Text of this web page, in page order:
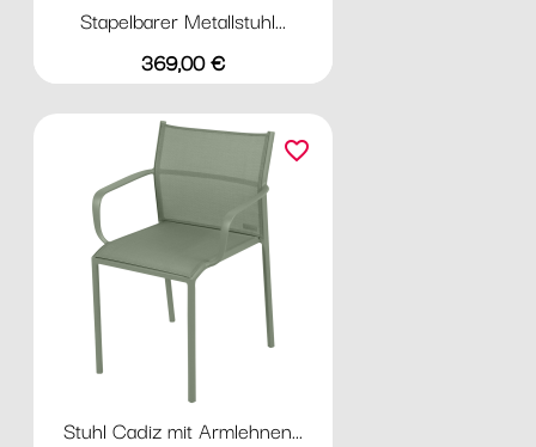
Stapelbarer Metallstuhl...
Preis
369,00 €
Stuhl Cadiz mit Armlehnen...
favorite_border